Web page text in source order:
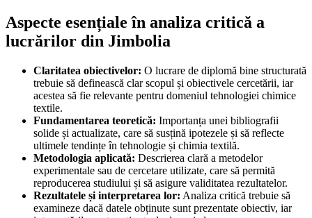
Aspecte esențiale în analiza critică a
lucrărilor din Jimbolia
Claritatea obiectivelor: O lucrare de diplomă bine structurată
trebuie să definească clar scopul și obiectivele cercetării, iar
acestea să fie relevante pentru domeniul tehnologiei chimice
textile.
Fundamentarea teoretică: Importanța unei bibliografii
solide și actualizate, care să susțină ipotezele și să reflecte
ultimele tendințe în tehnologie și chimia textilă.
Metodologia aplicată: Descrierea clară a metodelor
experimentale sau de cercetare utilizate, care să permită
reproducerea studiului și să asigure validitatea rezultatelor.
Rezultatele și interpretarea lor: Analiza critică trebuie să
examineze dacă datele obținute sunt prezentate obiectiv, iar